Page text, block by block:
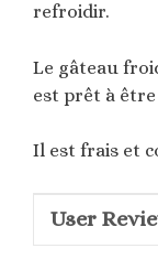
refroidir.
Le gâteau
est prêt à
Il est frais et
User